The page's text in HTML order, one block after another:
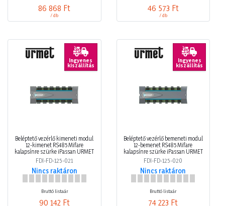
86 868 Ft
/ db
46 573 Ft
/ db
Ingyenes
kiszállítás
Beléptető vezérlő kimeneti modul
12-kimenet RS485 Mifare
kalapsínre szürke iPassan URMET
FDI-FD-125-021
Nincs raktáron
Bruttó listaár
90 142 Ft
Ingyenes
kiszállítás
Beléptető vezérlő bemeneti modul
12-bemenet RS485 Mifare
kalapsínre szürke iPassan URMET
FDI-FD-125-020
Nincs raktáron
Bruttó listaár
74 223 Ft